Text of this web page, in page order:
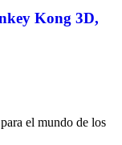
Kong 3D,
el mundo de los